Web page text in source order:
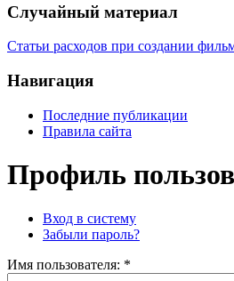
Случайный материал
Статьи расходов при создании
Навигация
Последние публикации
Правила сайта
Профиль
Вход в систему
Забыли пароль?
Имя пoльзовaтeля: *